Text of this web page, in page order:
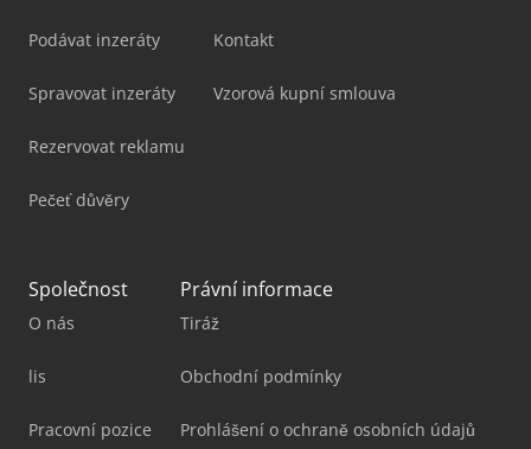
Podávat inzeráty
Spravovat inzeráty
Rezervovat reklamu
Pečeť důvěry
Kontakt
Vzorová kupní smlouva
Společnost
O nás
lis
Pracovní pozice
Právní informace
Tiráž
Obchodní podmínky
Prohlášení o ochraně osobních údajů